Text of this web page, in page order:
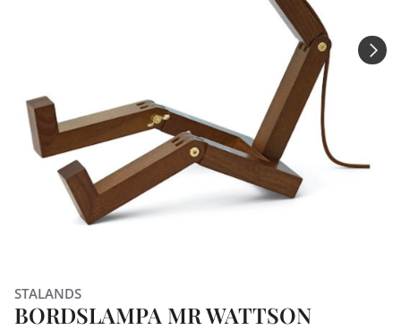
STALANDS
BORDSLAMPA MR WATTSON